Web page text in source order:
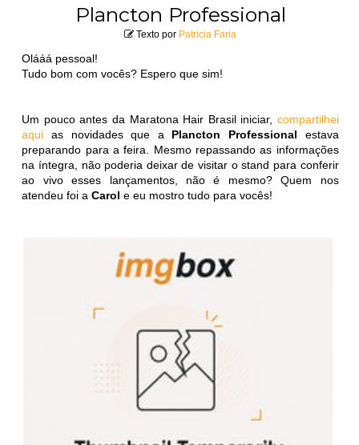
Plancton Professional
Texto por Patricia Faria
Olááá pessoal!
Tudo bom com vocês? Espero que sim!
Um pouco antes da Maratona Hair Brasil iniciar, compartilhei
aqui as novidades que a Plancton Professional estava
preparando para a feira. Mesmo repassando as informações
na íntegra, não poderia deixar de visitar o stand para conferir
ao vivo esses lançamentos, não é mesmo? Quem nos
atendeu foi aCarol e eu mostro tudo para vocês!